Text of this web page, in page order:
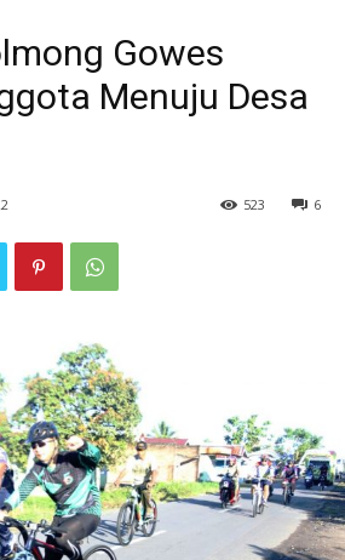
Gowes
Menuju Desa
6
523